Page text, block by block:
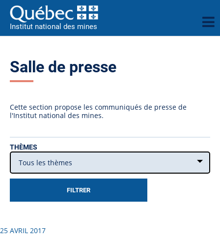
Institut national des mines
Salle de presse
Cette section propose les communiqués de presse de
l'Institut national des mines.
THÈMES
Tous les thèmes
25 AVRIL 2017